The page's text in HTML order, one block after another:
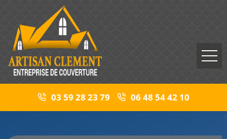
03 59 28 23 79 06 48 54 42 10